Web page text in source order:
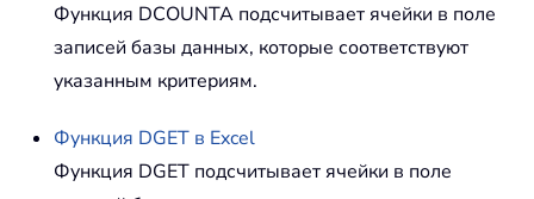
Функция DCOUNTA подсчитывает ячейки в поле
записей базы данных, которые соответствуют
указанным критериям.
Функция DGET в Excel
Функция DGET подсчитывает ячейки в поле